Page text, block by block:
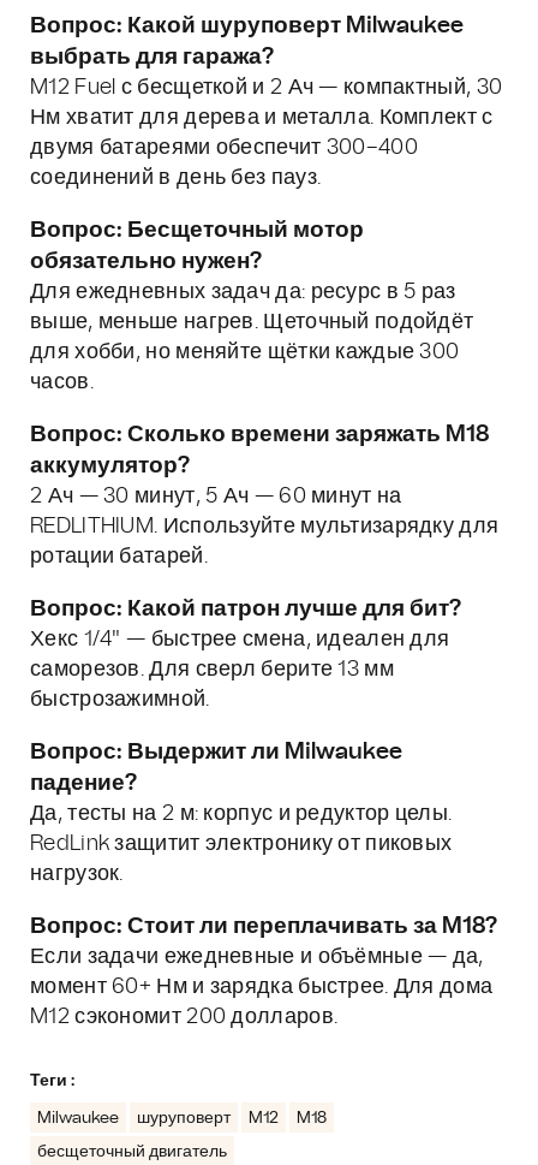
Вопрос: Какой шуруповерт Milwaukee
выбрать для гаража?
M12 Fuel с бесщеткой и 2 Ач — компактный, 30
Нм хватит для дерева и металла. Комплект с
двумя батареями обеспечит 300–400
соединений в день без пауз.
Вопрос: Бесщеточный мотор
обязательно нужен?
Для ежедневных задач да: ресурс в 5 раз
выше, меньше нагрев. Щеточный подойдёт
для хобби, но меняйте щётки каждые 300
часов.
Вопрос: Сколько времени заряжать M18
аккумулятор?
2 Ач — 30 минут, 5 Ач — 60 минут на
REDLITHIUM. Используйте мультизарядку для
ротации батарей.
Вопрос: Какой патрон лучше для бит?
Хекс 1/4" — быстрее смена, идеален для
саморезов. Для сверл берите 13 мм
быстрозажимной.
Вопрос: Выдержит ли Milwaukee
падение?
Да, тесты на 2 м: корпус и редуктор целы.
RedLink защитит электронику от пиковых
нагрузок.
Вопрос: Стоит ли переплачивать за M18?
Если задачи ежедневные и объёмные — да,
момент 60+ Нм и зарядка быстрее. Для дома
M12 сэкономит 200 долларов.
Теги :
Milwaukee шуруповерт M12
M18
бесщеточный двигатель